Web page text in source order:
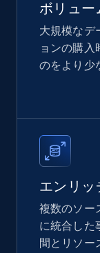
Social media
11.3K+
X (formerly
ID, User
posted,
Social media
10.3K+
ボリュー
大規模なデ
ョンの購
のをより少
エンリッ
複数のソー
に統合した
間とリソー